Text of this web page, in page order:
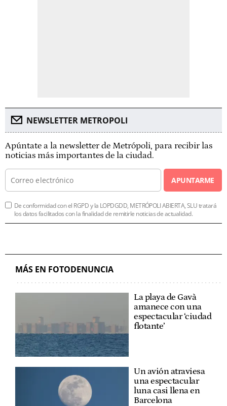
NEWSLETTER METROPOLI
Apúntate a la newsletter de Metrópoli, para recibir las
noticias más importantes de la ciudad.
APUNTARME
De conformidad con el RGPD y la LOPDGDD, METRÓPOLI ABIERTA, SLU tratará
los datos facilitados con la finalidad de remitirle noticias de actualidad.
MÁS EN FOTODENUNCIA
La playa de Gavà
amanece con una
espectacular ‘ciudad
flotante’
Un avión atraviesa
una espectacular
luna casi llena en
Barcelona